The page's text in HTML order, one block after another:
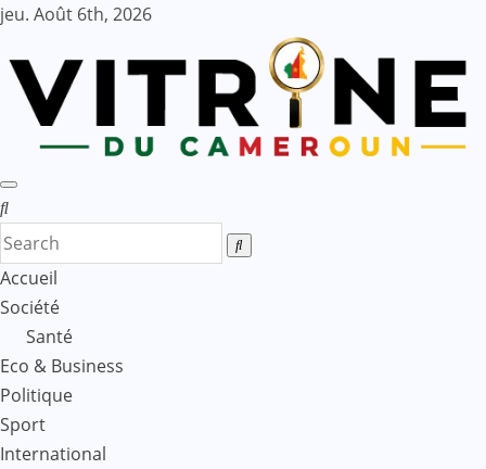
Skip
content
jeu. Août 6th, 2026
Accueil
Société
Santé
Eco & Business
Politique
Sport
International